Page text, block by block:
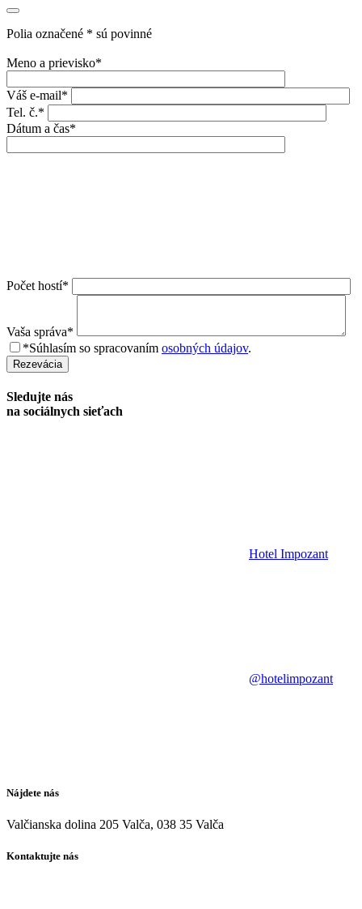
Polia označené * sú povinné
Meno a prievisko*
Váš e-mail*
Tel. č.*
Dátum a čas*
Počet hostí*
Vaša správa*
*Súhlasím so spracovaním osobných údajov.
Rezevácia
Sledujte nás
na sociálnych sieťach
Hotel Impozant
@hotelimpozant
Nájdete nás
Valčianska dolina 205 Valča, 038 35 Valča
Kontaktujte nás